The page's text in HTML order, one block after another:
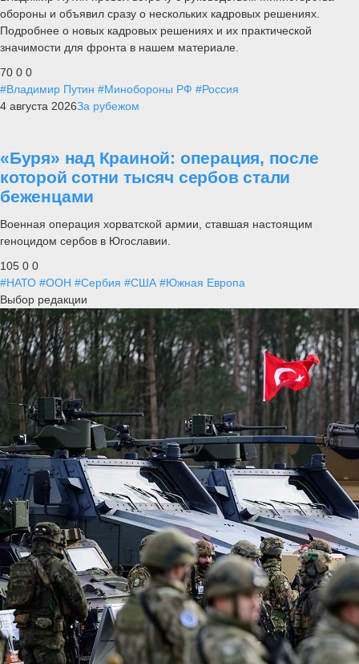
обороны и объявил сразу о нескольких кадровых решениях.
Подробнее о новых кадровых решениях и их практической
значимости для фронта в нашем материале.
70 0 0
#Владимир Путин #Минобороны РФ #Россия
4 августа 2026За рубежом
«Буря» над Краиной: операция, после
которой сотни тысяч сербов стали
беженцами
Военная операция хорватской армии, ставшая настоящим
геноцидом сербов в Югославии.
105 0 0
#НАТО #ООН #Сербия #США #Южная Европа
Выбор редакции